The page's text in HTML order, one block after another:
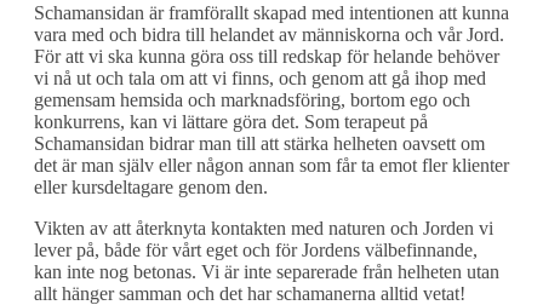
Schamansidan är framförallt skapad med intentionen att kunna
vara med och bidra till helandet av människorna och vår Jord.
För att vi ska kunna göra oss till redskap för helande behöver
vi nå ut och tala om att vi finns, och genom att gå ihop med
gemensam hemsida och marknadsföring, bortom ego och
konkurrens, kan vi lättare göra det. Som terapeut på
Schamansidan bidrar man till att stärka helheten oavsett om
det är man själv eller någon annan som får ta emot fler klienter
eller kursdeltagare genom den.
Vikten av att återknyta kontakten med naturen och Jorden vi
lever på, både för vårt eget och för Jordens välbefinnande,
kan inte nog betonas. Vi är inte separerade från helheten utan
allt hänger samman och det har schamanerna alltid vetat!